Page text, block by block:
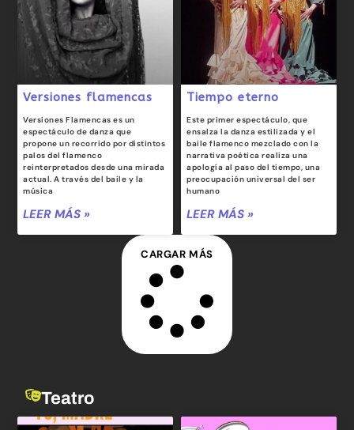
Versiones flamencas
Versiones Flamencas es un
espectáculo de danza que
propone un recorrido por distintos
palos del flamenco
reinterpretados desde una mirada
actual. A través del baile y la
música
LEER MÁS »
Tiempo eterno
Este primer espectáculo, que
ensalza la danza estilizada y el
baile flamenco mezclado con la
narrativa poética realiza una
apología al paso del tiempo, una
preocupación universal del ser
humano
LEER MÁS »
CARGAR MÁS
Teatro